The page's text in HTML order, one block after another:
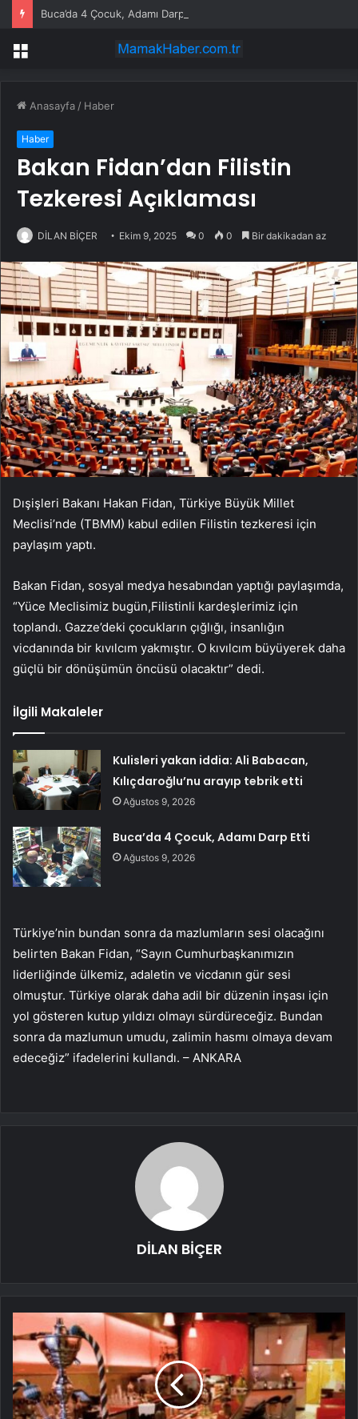
Buca’da 4 Çocuk, Adamı Darp Etti
Menü
Anasayfa / Haber
Haber
Bakan Fidan’dan Filistin
Tezkeresi Açıklaması
DİLAN BİÇER Ekim 9, 2025 0 0 Bir dakikadan az
Dışişleri Bakanı Hakan Fidan, Türkiye Büyük Millet
Meclisi’nde (TBMM) kabul edilen Filistin tezkeresi için
paylaşım yaptı.
Bakan Fidan, sosyal medya hesabından yaptığı paylaşımda,
“Yüce Meclisimiz bugün,Filistinli kardeşlerimiz için
toplandı. Gazze’deki çocukların çığlığı, insanlığın
vicdanında bir kıvılcım yakmıştır. O kıvılcım büyüyerek daha
güçlü bir dönüşümün öncüsü olacaktır” dedi.
İlgili Makaleler
Kulisleri yakan iddia: Ali Babacan,
Kılıçdaroğlu’nu arayıp tebrik etti
Ağustos 9, 2026
Buca’da 4 Çocuk, Adamı Darp Etti
Ağustos 9, 2026
Türkiye’nin bundan sonra da mazlumların sesi olacağını
belirten Bakan Fidan, “Sayın Cumhurbaşkanımızın
liderliğinde ülkemiz, adaletin ve vicdanın gür sesi
olmuştur. Türkiye olarak daha adil bir düzenin inşası için
yol gösteren kutup yıldızı olmayı sürdüreceğiz. Bundan
sonra da mazlumun umudu, zalimin hasmı olmaya devam
edeceğiz” ifadelerini kullandı. – ANKARA
DİLAN BİÇER